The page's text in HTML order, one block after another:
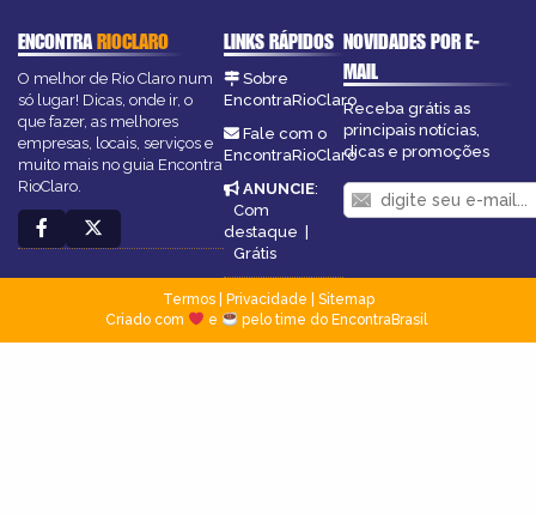
ENCONTRARIOCLARO
O melhor de Rio Claro num
só lugar! Dicas, onde ir, o
que fazer, as melhores
empresas, locais, serviços e
muito mais no guia Encontra
RioClaro.
LINKS RÁPIDOS
Sobre
EncontraRioClaro
Fale com o
EncontraRioClaro
ANUNCIE:
Com
destaque |
Grátis
NOVIDADES POR E-
MAIL
Receba grátis as
principais notícias,
dicas e promoções
Termos| Privacidade
Sitemap
Criado com
e pelo time do EncontraBrasil